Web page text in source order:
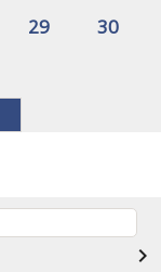
29
30
navigate_next